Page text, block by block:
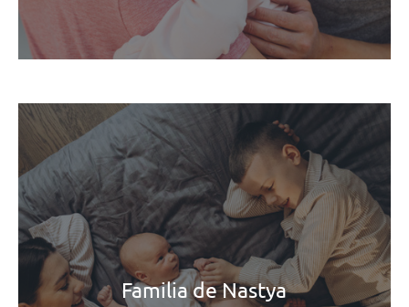
Familia de Nastya